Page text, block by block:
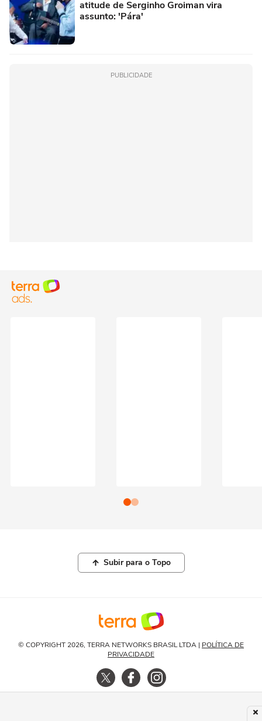
atitude de Serginho Groiman vira
assunto: 'Pára'
PUBLICIDADE
Subir para o Topo
© COPYRIGHT 2026, TERRA NETWORKS BRASIL LTDA | POLÍTICA DE
PRIVACIDADE